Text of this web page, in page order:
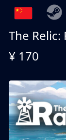
The
¥ 170